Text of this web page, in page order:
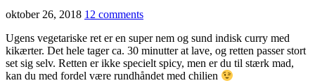
oktober 26, 2018 12 comments
Ugens vegetariske ret er en super nem og sund indisk curry med
kikærter. Det hele tager ca. 30 minutter at lave, og retten passer stort
set sig selv. Retten er ikke specielt spicy, men er du til stærk mad,
kan du med fordel være rundhåndet med chilien